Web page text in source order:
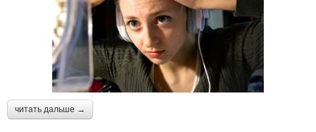
читать дальше →